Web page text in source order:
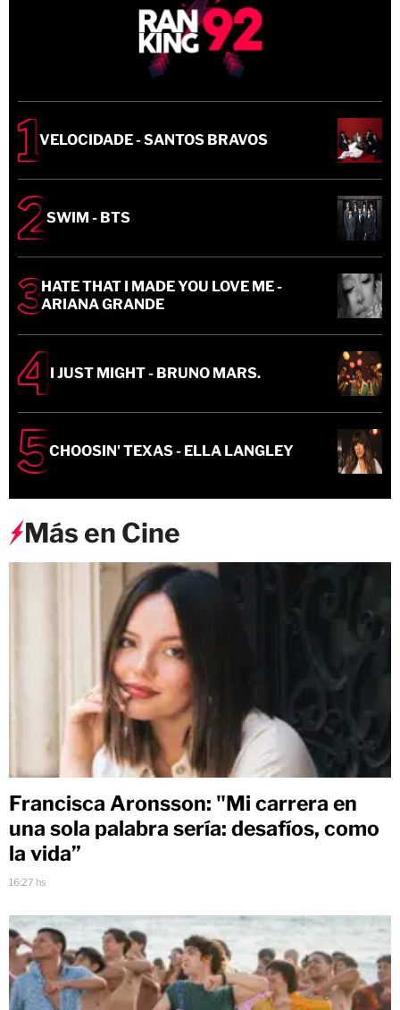
VELOCIDADE - SANTOS BRAVOS
SWIM - BTS
HATE THAT I MADE YOU LOVE ME -
ARIANA GRANDE
I JUST MIGHT - BRUNO MARS.
CHOOSIN' TEXAS - ELLA LANGLEY
Más en Cine
Francisca Aronsson: "Mi carrera en
una sola palabra sería: desafíos, como
la vida”
16:27 hs